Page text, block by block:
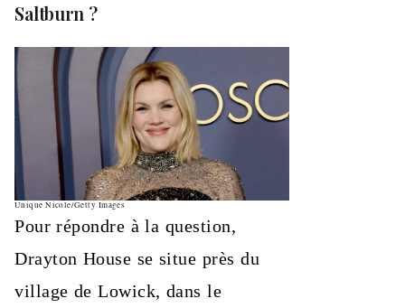
Saltburn ?
Unique Nicole/Getty Images
Pour répondre à la question,
Drayton House se situe près du
village de Lowick, dans le